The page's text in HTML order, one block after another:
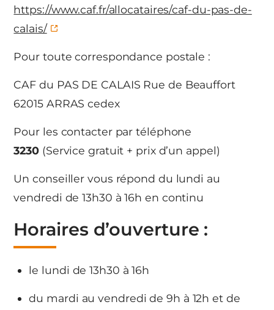
https://www.caf.fr/allocataires/caf-du-pas-de-
calais/
Pour toute correspondance postale :
CAF du PAS DE CALAIS Rue de Beauffort
62015 ARRAS cedex
Pour les contacter par téléphone
3230 (Service gratuit + prix d’un appel)
Un conseiller vous répond du lundi au
vendredi de 13h30 à 16h en continu
Horaires d’ouverture :
le lundi de 13h30 à 16h
du mardi au vendredi de 9h à 12h et de